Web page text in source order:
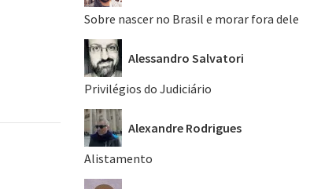
Sobre nascer no Brasil e morar fora dele
Alessandro Salvatori
Privilégios do Judiciário
Alexandre Rodrigues
Alistamento